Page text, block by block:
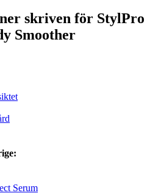
skriven för StylPro
Smoother
Serum